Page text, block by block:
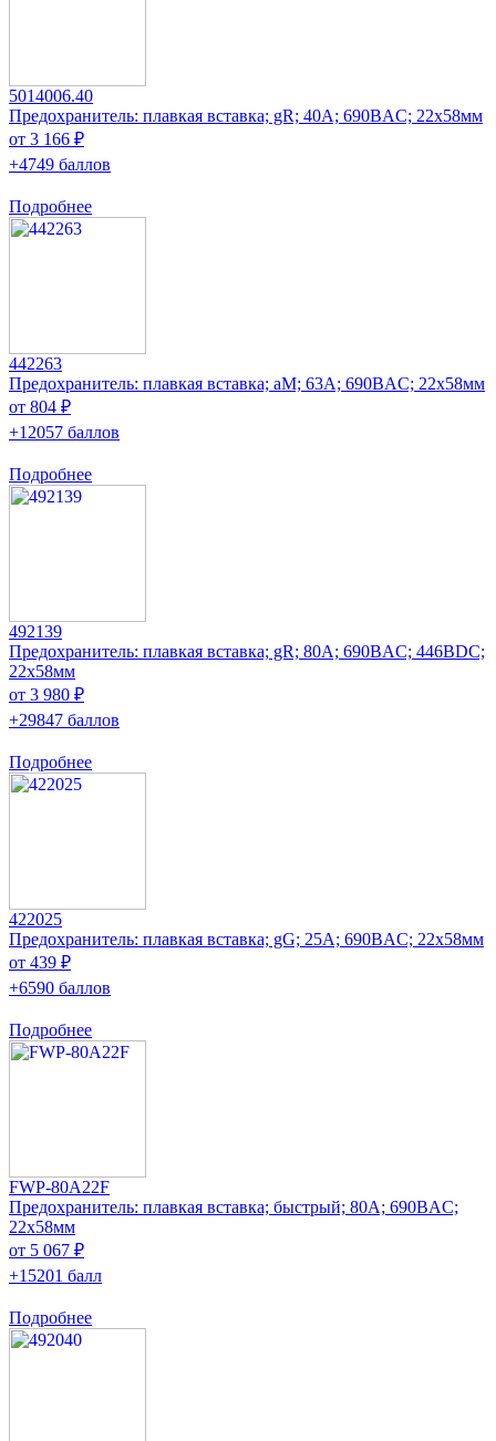
5014006.40
Предохранитель: плавкая вставка; gR; 40А; 690ВAC; 22x58мм
от 3 166 ₽
+4749 баллов
Подробнее
442263
Предохранитель: плавкая вставка; aM; 63А; 690ВAC; 22x58мм
от 804 ₽
+12057 баллов
Подробнее
492139
Предохранитель: плавкая вставка; gR; 80А; 690ВAC; 446ВDC;
22x58мм
от 3 980 ₽
+29847 баллов
Подробнее
422025
Предохранитель: плавкая вставка; gG; 25А; 690ВAC; 22x58мм
от 439 ₽
+6590 баллов
Подробнее
FWP-80A22F
Предохранитель: плавкая вставка; быстрый; 80А; 690ВAC;
22x58мм
от 5 067 ₽
+15201 балл
Подробнее